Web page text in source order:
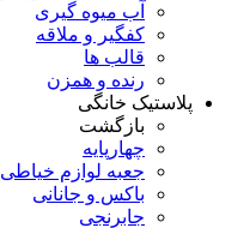
آب میوه گیری
کفگیر و ملاقه
قالب ها
رنده و همزن
پلاستیک خانگی
بازگشت
چهارپایه
جعبه لوازم خیاطی
باکس و جانانی
جابرنجی